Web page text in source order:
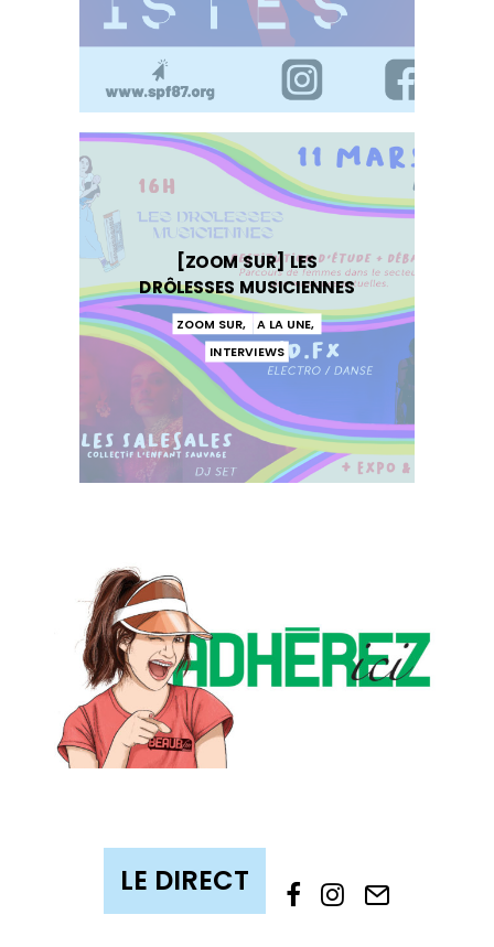
[ZOOM SUR] LES
DRÔLESSES MUSICIENNES
ZOOM SUR, A LA UNE,
INTERVIEWS